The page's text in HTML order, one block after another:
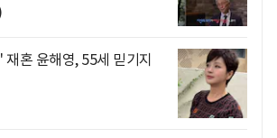
혼 윤해영, 55세 믿기지